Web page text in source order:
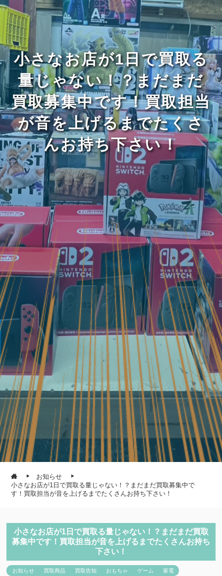
小さなお店が1日で買取る
量じゃない！？まだまだ
買取募集中です！買取担当
が音を上げるまでたくさ
んお持ち下さい！
お知らせ
小さなお店が1日で買取る量じゃない！？まだまだ買取募集中で
す！買取担当が音を上げるまでたくさんお持ち下さい！
小さなお店が1日で買取る量じゃない！？まだまだ買取
募集中です！買取担当が音を上げるまでたくさんお持ち
下さい！
お知らせ 買取商品 買取告知 おもちゃ ゲーム 家電